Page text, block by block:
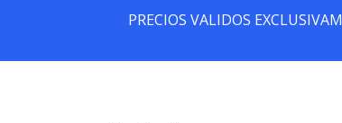
PRECIOS VALIDOS